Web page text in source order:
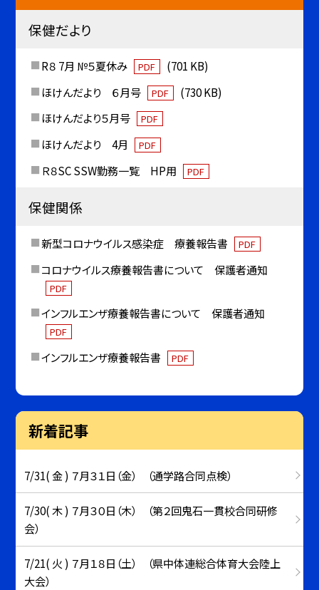
保健だより
R８ 7月 №５夏休み PDF
(701 KB)
ほけんだより ６月号
PDF
(730 KB)
ほけんだより５月号
PDF
ほけんだより 4月 PDF
Ｒ８SC SSW勤務一覧 HP用 PDF
保健関係
新型コロナウイルス感染症 療養報告書 PDF
コロナウイルス療養報告書について 保護者通知
PDF
インフルエンザ療養報告書について 保護者通知
PDF
インフルエンザ療養報告書 PDF
新着記事
7/31( 金 ) ７月３１日（金） （通学路合同点検）
7/30( 木 ) ７月３０日（木） （第２回鬼石一貫校合同研修
会）
7/21( 火 ) ７月１８日（土） （県中体連総合体育大会陸上
大会）